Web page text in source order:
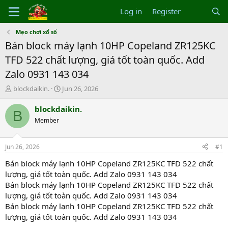
Log in Register
Mẹo chơi xổ số
Bán block máy lạnh 10HP Copeland ZR125KC
TFD 522 chất lượng, giá tốt toàn quốc. Add
Zalo 0931 143 034
T
r
e
d
t
a
t
e
r
blockdaikin.
S
a
t
e
Jun 26, 2026
B blockdaikin.
Member
Jun 26, 2026 #1
Bán block máy lạnh 10HP Copeland ZR125KC TFD 522 chất
lượng, giá tốt toàn quốc. Add Zalo 0931 143 034
Bán block máy lạnh 10HP Copeland ZR125KC TFD 522 chất
lượng, giá tốt toàn quốc. Add Zalo 0931 143 034
Bán block máy lạnh 10HP Copeland ZR125KC TFD 522 chất
lượng, giá tốt toàn quốc. Add Zalo 0931 143 034